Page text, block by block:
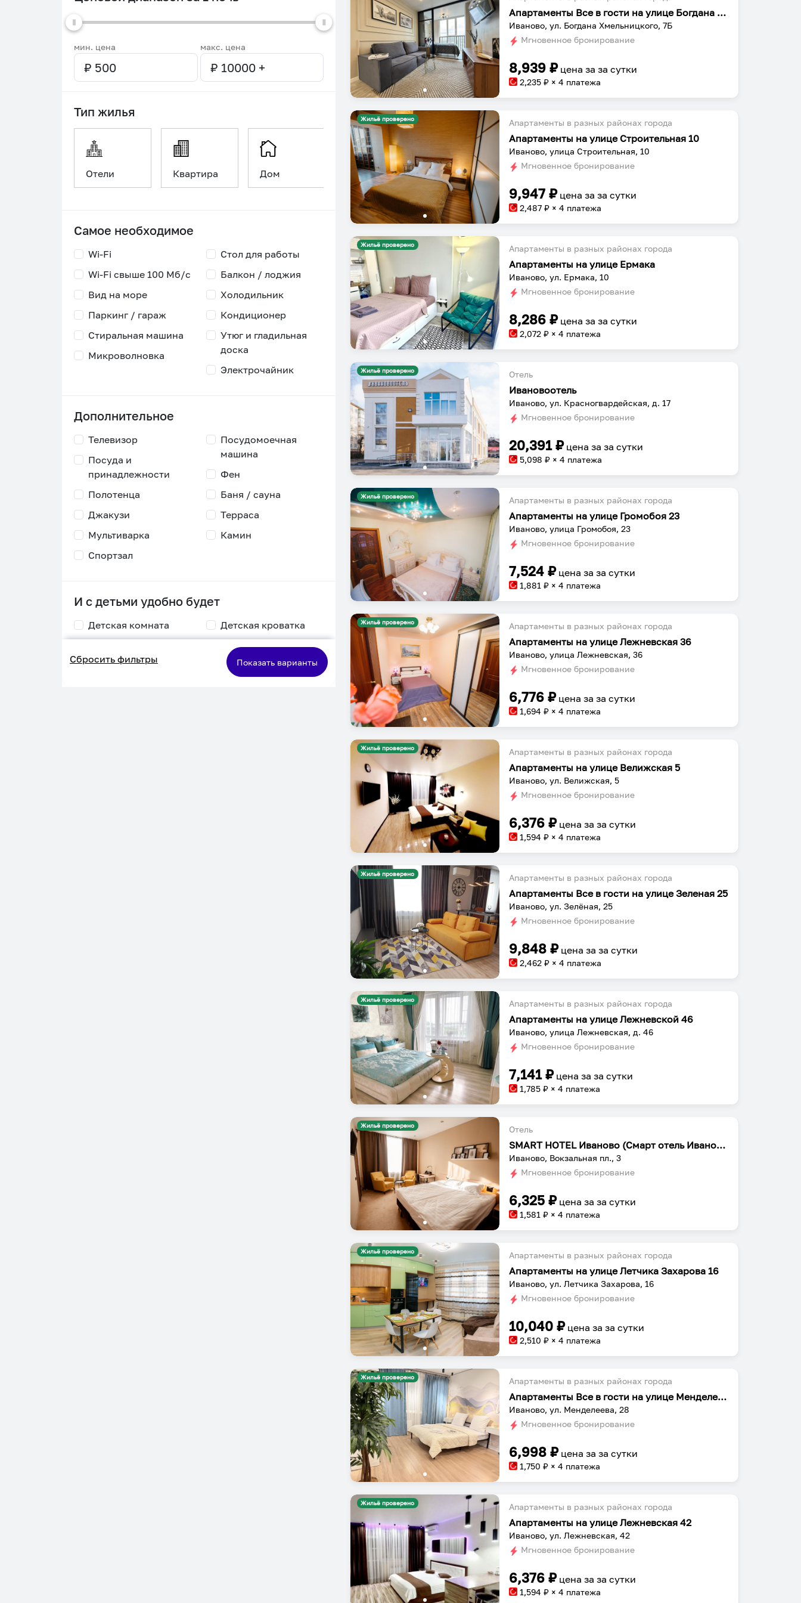
dates.
мин. цена макс. цена
Тип жилья
Отели Квартира Дом Уникальное
Самое необходимое
Wi-Fi
Wi-Fi свыше 100 Мб/с
Стол для работы
Балкон / лоджия
Вид на море
Паркинг / гараж
Холодильник
Кондиционер
Стиральная машина
Микроволновка
Утюг и гладильная
доска
Электрочайник
Дополнительное
Телевизор
Посуда и
принадлежности
Посудомоечная
машина
Фен
Полотенца
Джакузи
Баня / сауна
Терраса
Мультиварка
Спортзал
Камин
И с детьми удобно будет
Детская комната
кормления
Детская кроватка
Двухъярусная
кровать
Сбросить фильтры Показать варианты
Апартаменты Все в гости на улице Богдана Хмельницкого 7Б
Иваново, ул. Богдана Хмельницкого, 7Б
Мгновенное бронирование
8,939 ₽ цена заза сутки
2,235 ₽ × 4 платежа
Жильё проверено Апартаменты в разных районах города
Апартаменты на улице Строительная 10
Иваново, улица Строительная, 10
Мгновенное бронирование
9,947 ₽ цена заза сутки
2,487 ₽ × 4 платежа
Жильё проверено Апартаменты в разных районах города
Апартаменты на улице Ермака
Иваново, ул. Ермака, 10
Мгновенное бронирование
8,286 ₽ цена заза сутки
2,072 ₽ × 4 платежа
Жильё проверено Отель
Ивановоотель
Иваново, ул. Красногвардейская, д. 17
Мгновенное бронирование
20,391₽ цена заза сутки
5,098 ₽ × 4 платежа
Жильё проверено Апартаменты в разных районах города
Апартаменты на улице Громобоя 23
Иваново, улица Громобоя, 23
Мгновенное бронирование
7,524 ₽ цена заза сутки
1,881 ₽ × 4 платежа
Жильё проверено Апартаменты в разных районах города
Апартаменты на улице Лежневская 36
Иваново, улица Лежневская, 36
Мгновенное бронирование
6,776 ₽ цена заза сутки
1,694 ₽ × 4 платежа
Жильё проверено Апартаменты в разных районах города
Апартаменты на улице Велижская 5
Иваново, ул. Велижская, 5
Мгновенное бронирование
6,376 ₽ цена заза сутки
1,594 ₽ × 4 платежа
Жильё проверено Апартаменты в разных районах города
Апартаменты Все в гости на улице Зеленая 25
Иваново, ул. Зелёная, 25
Мгновенное бронирование
9,848 ₽ цена заза сутки
2,462 ₽ × 4 платежа
Жильё проверено Апартаменты в разных районах города
Апартаменты на улице Лежневской 46
Иваново, улица Лежневская, д. 46
Мгновенное бронирование
7,141₽ цена заза сутки
1,785 ₽ × 4 платежа
Жильё проверено Отель
SMART HOTEL Иваново (Смарт отель Иваново)
Иваново, Вокзальная пл., 3
Мгновенное бронирование
6,325 ₽ цена заза сутки
1,581 ₽ × 4 платежа
Жильё проверено Апартаменты в разных районах города
Апартаменты на улице Летчика Захарова 16
Иваново, ул. Летчика Захарова, 16
Мгновенное бронирование
10,040 ₽ цена заза сутки
2,510 ₽ × 4 платежа
Жильё проверено Апартаменты в разных районах города
Апартаменты Все в гости на улице Менделеева рядом с ИГЭУ
Иваново, ул. Менделеева, 28
Мгновенное бронирование
6,998 ₽ цена заза сутки
1,750 ₽ × 4 платежа
Жильё проверено Апартаменты в разных районах города
Апартаменты на улице Лежневская 42
Иваново, ул. Лежневская, 42
Мгновенное бронирование
6,376 ₽ цена заза сутки
1,594 ₽ × 4 платежа